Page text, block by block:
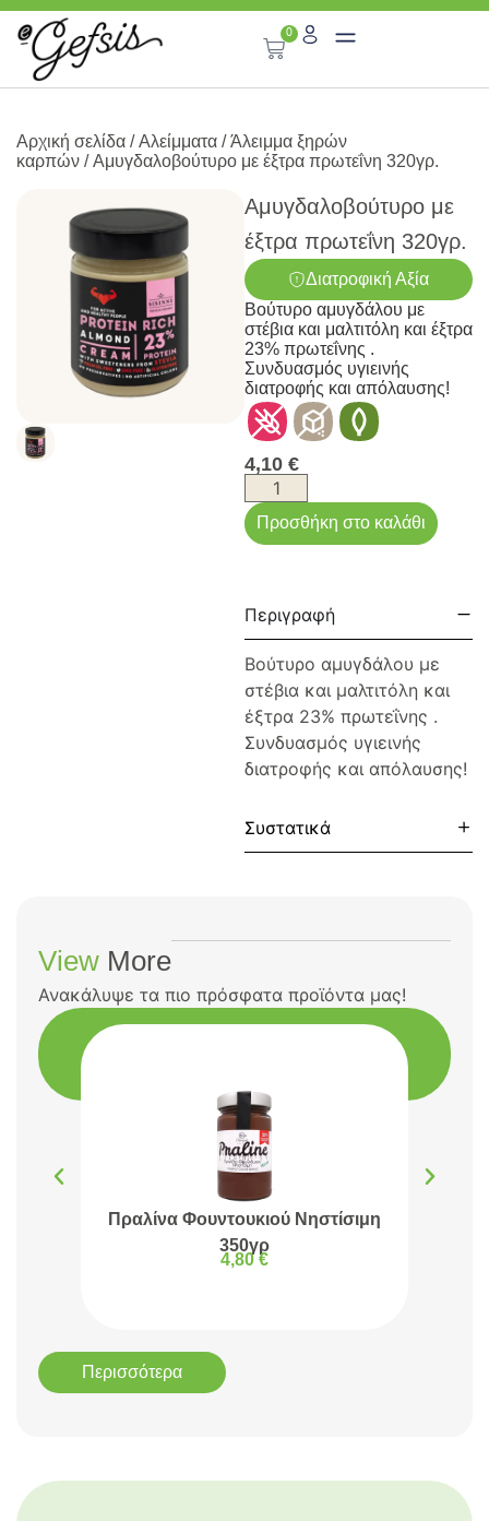
0
Αρχική σελίδα /Αλείμματα /Άλειμμα ξηρών
καρπών / Αμυγδαλοβούτυρο με έξτρα πρωτεΐνη 320γρ.
Αμυγδαλοβούτυρο με
έξτρα πρωτεΐνη 320γρ.
Διατροφική Αξία
Βούτυρο αμυγδάλου με
στέβια και μαλτιτόλη και έξτρα
23% πρωτεΐνης .
Συνδυασμός υγιεινής
διατροφής και απόλαυσης!
4,10 €
Προσθήκη στο καλάθι
Περιγραφή
Βούτυρο αμυγδάλου με
στέβια και μαλτιτόλη και
έξτρα 23% πρωτεΐνης .
Συνδυασμός υγιεινής
διατροφής και απόλαυσης!
Συστατικά
View More
Ανακάλυψε τα πιο πρόσφατα προϊόντα μας!
Πραλίνα Φουντουκιού Νηστίσιμη
350γρ
4,80 €
Περισσότερα